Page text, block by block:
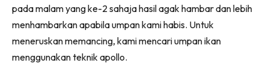
pada malam yang ke-2 sahaja hasil agak hambar dan lebih
menhambarkan apabila umpan kami habis. Untuk
meneruskan memancing, kami mencari umpan ikan
menggunakan teknik apollo.